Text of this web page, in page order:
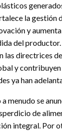
la gestión
y
del productor.
las directrices
y
ya han
menudo se
de
integral. Por